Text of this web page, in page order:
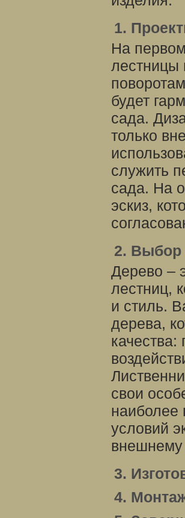
1.
На
лестницы
будет
сада.
только
служить
сада. На
эскиз,
2. Выбор
Дерево –
лестниц,
и стиль.
дерева,
качества:
свои
наиболее
условий
внешнему
3.
4.